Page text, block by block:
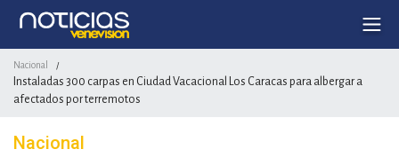
Nacional /
Instaladas 300 carpas en Ciudad Vacacional Los Caracas para albergar a
afectados por terremotos
Nacional